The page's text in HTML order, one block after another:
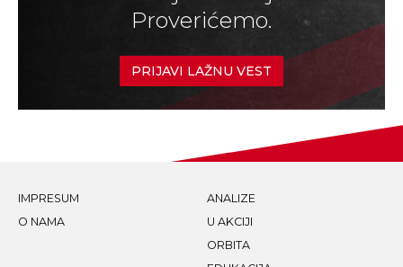
Proverićemo.
PRIJAVI LAŽNU VEST
IMPRESUM
O NAMA
ANALIZE
U AKCIJI
ORBITA